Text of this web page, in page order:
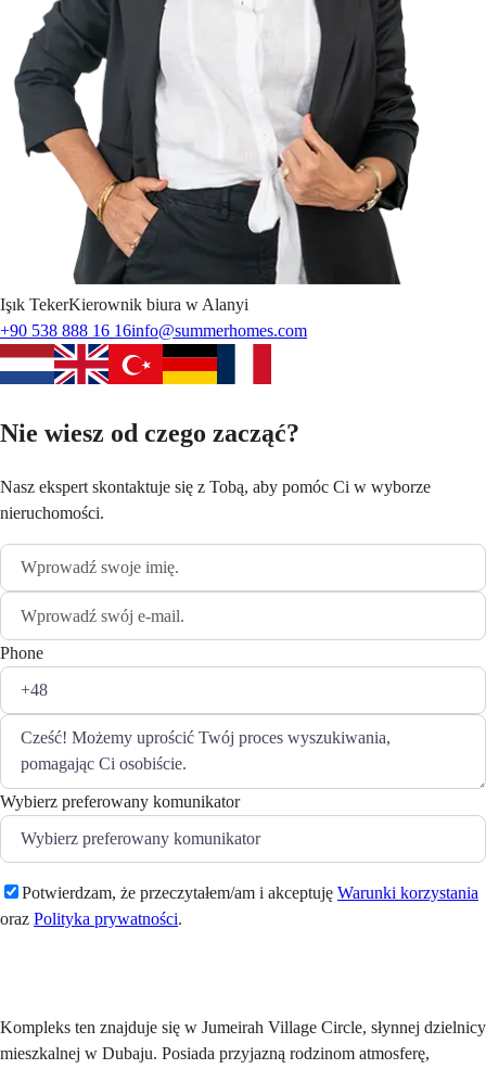
Işık TekerKierownik biura w Alanyi
+90 538 888 16 16info@summerhomes.com
Nie wiesz od czego zacząć?
Nasz ekspert skontaktuje się z Tobą, aby pomóc Ci w wyborze
nieruchomości.
Phone
Wybierz preferowany komunikator
Potwierdzam, że przeczytałem/am i akceptuję Warunki korzystania
oraz Polityka prywatności.
Kompleks ten znajduje się w Jumeirah Village Circle, słynnej dzielnicy
mieszkalnej w Dubaju. Posiada przyjazną rodzinom atmosferę,